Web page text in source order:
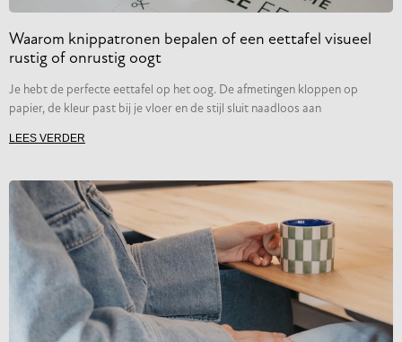
Waarom knippatronen bepalen of een eettafel visueel
rustig of onrustig oogt
Je hebt de perfecte eettafel op het oog. De afmetingen kloppen op
papier, de kleur past bij je vloer en de stijl sluit naadloos aan
LEES VERDER